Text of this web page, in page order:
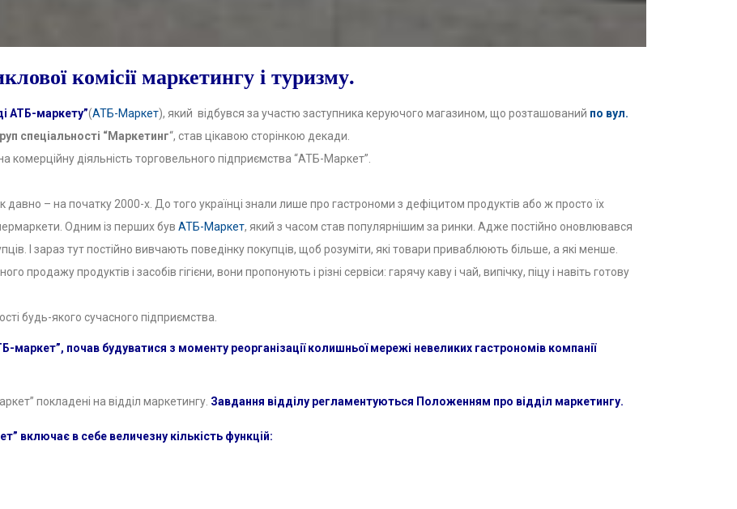
комісії маркетингу і туризму.
АТБ-маркету”(АТБ-Маркет), який відбувся за участю заступника керуючого магазином, що розташований по вул.
спеціальності “Маркетинг“, став цікавою сторінкою декади.
діяльність торговельного підприємства “АТБ-Маркет”.
давно – на початку 2000-х. До того українці знали лише про гастрономи з дефіцитом продуктів або ж просто їх
Одним із перших був АТБ-Маркет, який з часом став популярнішим за ринки. Адже постійно оновлювався
І зараз тут постійно вивчають поведінку покупців, щоб розуміти, які товари приваблюють більше, а які менше.
продажу продуктів і засобів гігієни, вони пропонують і різні сервіси: гарячу каву і чай, випічку, піцу і навіть готову
будь-якого сучасного підприємства.
маркет”, почав будуватися з моменту реорганізації колишньої мережі невеликих гастрономів компанії
покладені на відділ маркетингу. Завдання відділу регламентуються Положенням про відділ маркетингу.
включає в себе величезну кількість функцій: